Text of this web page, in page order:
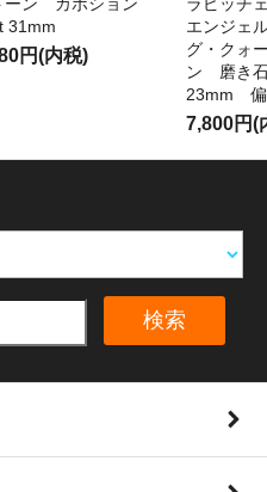
ーン カボション
31mm
円(内税)
ラピッ
エンジェ
グ・クォ
ン 磨き
23mm 偏
7,800円(
検索